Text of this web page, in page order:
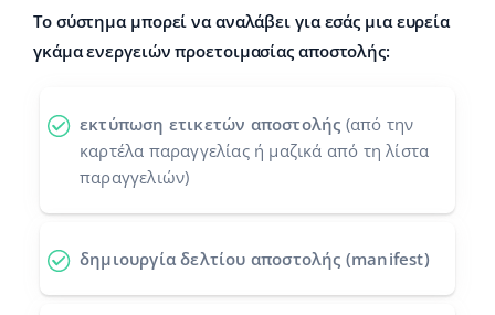
Σούπερμαρκετ
Μόδα
Έλεγχος λογαριασμού
Άλλα
Whitepaper
Ελληνικά
español (MX)
Français
Το σύστημα μπορεί να αναλάβει για εσάς μια ευρεία
γκάμα ενεργειών προετοιμασίας αποστολής:
εκτύπωση ετικετών αποστολής (από την
καρτέλα παραγγελίας ή μαζικά από τη λίστα
παραγγελιών)
δημιουργία δελτίου αποστολής (manifest)